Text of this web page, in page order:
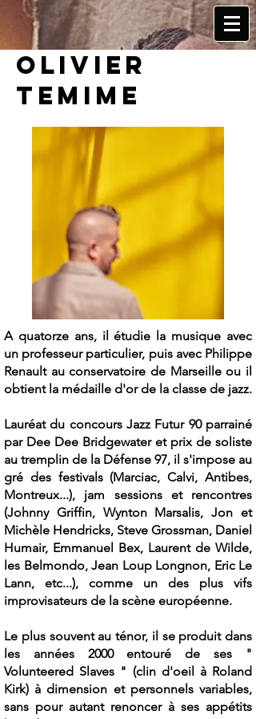
Olivier
Temime
A quatorze ans, il étudie la musique avec
un professeur particulier, puis avec Philippe
Renault au conservatoire de Marseille ou il
obtient la médaille d'or de la classe de jazz.
Lauréat du concours Jazz Futur 90 parrainé
par Dee Dee Bridgewater et prix de soliste
au tremplin de la Défense 97, il s'impose au
gré des festivals (Marciac, Calvi, Antibes,
Montreux...), jam sessions et rencontres
(Johnny Griffin, Wynton Marsalis, Jon et
Michèle Hendricks, Steve Grossman, Daniel
Humair, Emmanuel Bex, Laurent de Wilde,
les Belmondo, Jean Loup Longnon, Eric Le
Lann, etc...), comme un des plus vifs
improvisateurs de la scène européenne.
Le plus souvent au ténor, il se produit dans
les années 2000 entouré de ses "
Volunteered Slaves " (clin d'oeil à Roland
Kirk) à dimension et personnels variables,
sans pour autant renoncer à ses appétits